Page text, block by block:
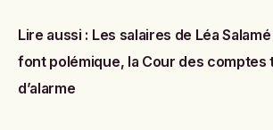
Lire aussi : Les salaires de Léa
font polémique, la Cour des comptes
d’alarme